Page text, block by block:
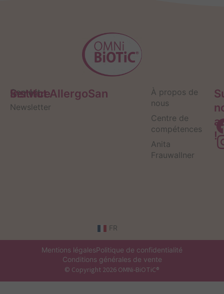
Service
Contact
Newsletter
Institut AllergoSan
À propos de
nous
Centre de
compétences
Anita
Frauwallner
!
FR
Mentions légalesPolitique de confidentialité
Conditions générales de vente
© Copyright 2026 OMNi-BiOTiC®